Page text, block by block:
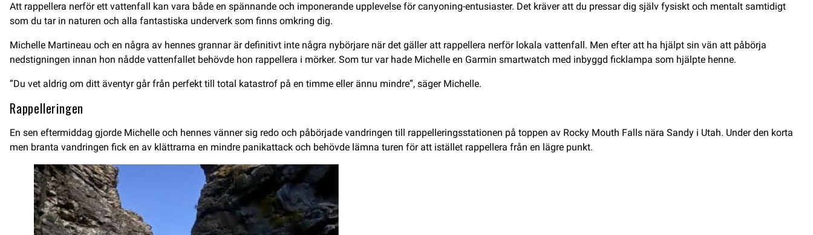
Att rappellera nerför ett vattenfall kan vara både en spännande och imponerande upplevelse för canyoning-entusiaster. Det kräver att du pressar dig själv fysiskt och mentalt samtidigt
som du tar in naturen och alla fantastiska underverk som finns omkring dig.
Michelle Martineau och en några av hennes grannar är definitivt inte några nybörjare när det gäller att rappellera nerför lokala vattenfall. Men efter att ha hjälpt sin vän att påbörja
nedstigningen innan hon nådde vattenfallet behövde hon rappellera i mörker. Som tur var hade Michelle en Garmin smartwatch med inbyggd ficklampa som hjälpte henne.
”Du vet aldrig om ditt äventyr går från perfekt till total katastrof på en timme eller ännu mindre”, säger Michelle.
Rappelleringen
En sen eftermiddag gjorde Michelle och hennes vänner sig redo och påbörjade vandringen till rappelleringsstationen på toppen av Rocky Mouth Falls nära Sandy i Utah. Under den korta
men branta vandringen fick en av klättrarna en mindre panikattack och behövde lämna turen för att istället rappellera från en lägre punkt.